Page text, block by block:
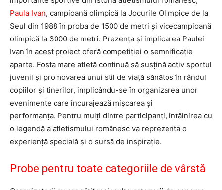
Paula Ivan, campioană olimpică la Jocurile Olimpice de la
Seul din 1988 în proba de 1500 de metri și vicecampioană
olimpică la 3000 de metri. Prezența și implicarea Paulei
Ivan în acest proiect oferă competiției o semnificație
aparte. Fosta mare atletă continuă să susțină activ sportul
juvenil și promovarea unui stil de viață sănătos în rândul
copiilor și tinerilor, implicându-se în organizarea unor
evenimente care încurajează mișcarea și
performanța. Pentru mulți dintre participanți, întâlnirea cu
o legendă a atletismului românesc va reprezenta o
experiență specială și o sursă de inspirație.
Probe pentru toate categoriile de vârstă